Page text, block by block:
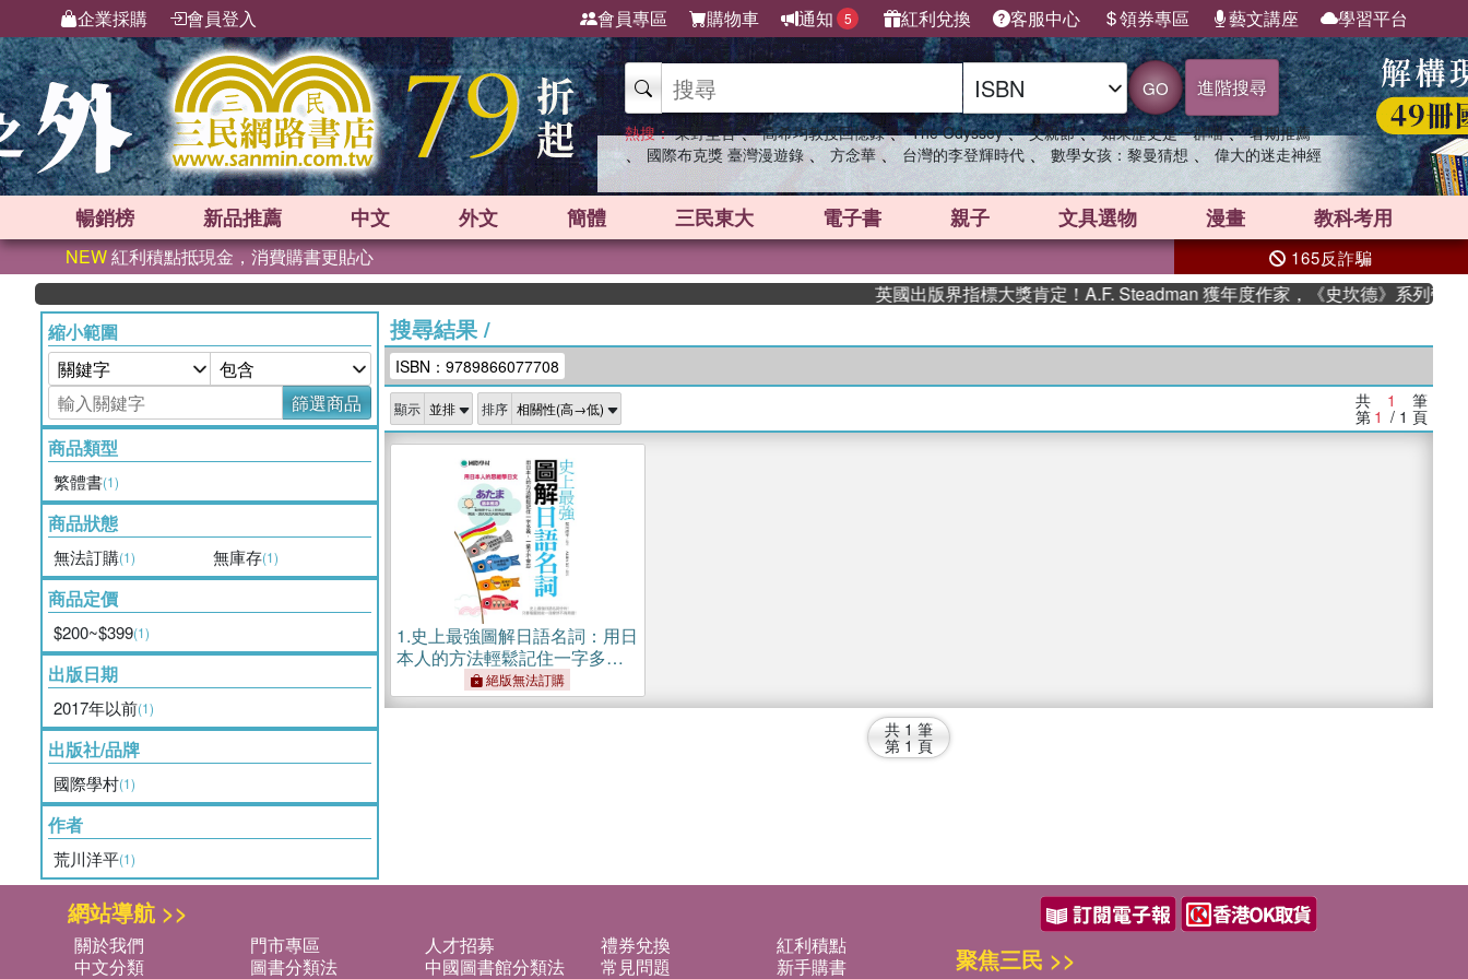
企業採購 會員登入 會員專區 購物車 通知 5 紅利兌換 客服中心 領券專區 藝文講座 學習平台
GO 進階搜尋
熱搜： 東野圭吾 、 高希均教授回憶錄 、 The Odyssey 、 父親節 、 如果歷史是一群喵 、 暑期推薦
、 國際布克獎 臺灣漫遊錄 、 方念華 、 台灣的李登輝時代 、 數學女孩：黎曼猜想 、 偉大的迷走神經
暢銷榜 新品推薦 中文 外文 簡體 三民東大 電子書 親子 文具選物 漫畫 教科考用
NEW紅利積點抵現金，消費購書更貼心 165反詐騙
英國出版界指標大獎肯定！A.F. Steadman 獲年度作家，《史坎德》系列帶你踏
縮小範圍
篩選商品
商品類型
繁體書(1)
商品狀態
無法訂購(1) 無庫存(1)
商品定價
$200~$399(1)
出版日期
2017年以前(1)
出版社/品牌
國際學村(1)
作者
荒川洋平(1)
搜尋結果/
ISBN：9789866077708
顯示 排序 共 1 筆
第 1 / 1 頁
1.史上最強圖解日語名詞：用日
本人的方法輕鬆記住一字多
義，一輩子不會忘
絕版無法訂購
共 1 筆
第 1 頁
網站導航 >>
關於我們 門市專區 人才招募 禮券兌換
紅利積點
中文分類
圖書分類法 中國圖書館分類法 常見問題
新手購書
聚焦三民 >>